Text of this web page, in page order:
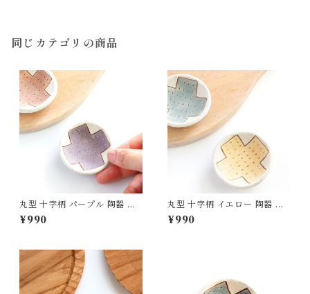
同じカテゴリの商品
丸型 十字柄 パープル 陶器 齋
藤奈月
¥990
丸型 十字柄 イエロー 陶器 齋
藤奈月
¥990